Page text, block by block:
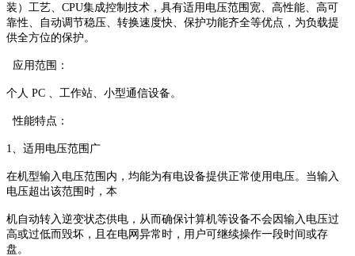
装）工艺、CPU集成控制技术，具有适用电压范围宽、高性能、高可
靠性、自动调节稳压、转换速度快、保护功能齐全等优点，为负载提
供全方位的保护。
应用范围：
个人 PC 、工作站、小型通信设备。
性能特点：
1、适用电压范围广
在机型输入电压范围内，均能为有电设备提供正常使用电压。当输入
电压超出该范围时，本
机自动转入逆变状态供电，从而确保计算机等设备不会因输入电压过
高或过低而毁坏，且在电网异常时，用户可继续操作一段时间或存
盘。